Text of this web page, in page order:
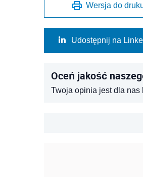
Wersja do
Udostępnij na
Oceń jakość
Twoja opinia jest dla nas